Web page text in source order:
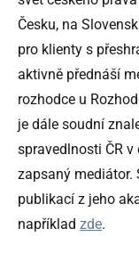
Česku, na
pro klienty s
aktivně přednáší
rozhodce u
je dále soudní
spravedlnosti ČR
zapsaný mediátor.
publikací z jeho
například zde.